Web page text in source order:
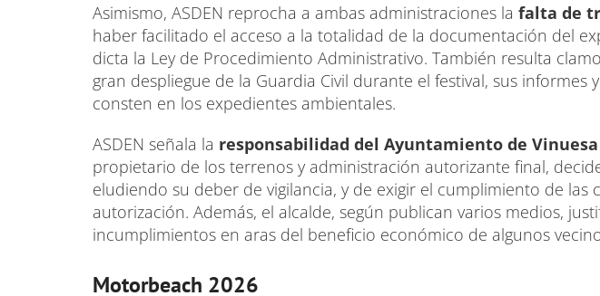
Asimismo, ASDEN reprocha a ambas administraciones la falta de
haber facilitado el acceso a la totalidad de la documentación del
dicta la Ley de Procedimiento Administrativo. También resulta
gran despliegue de la Guardia Civil durante el festival, sus informes
consten en los expedientes ambientales.
ASDEN señala la responsabilidad del Ayuntamiento de Vinuesa
propietario de los terrenos y administración autorizante final,
eludiendo su deber de vigilancia, y de exigir el cumplimiento de las
autorización. Además, el alcalde, según publican varios medios,
incumplimientos en aras del beneficio económico de algunos
Motorbeach 2026